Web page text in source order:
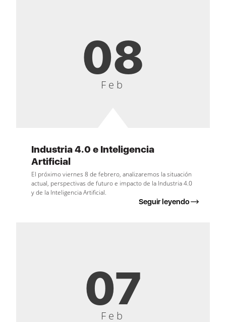
08
Feb
Industria 4.0 e Inteligencia
Artificial
El próximo viernes 8 de febrero, analizaremos la situación
actual, perspectivas de futuro e impacto de la Industria 4.0
y de la Inteligencia Artificial.
Seguir leyendo
07
Feb